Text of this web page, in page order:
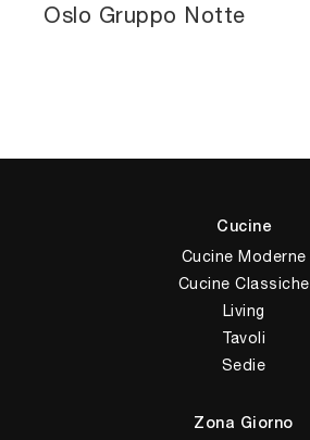
Oslo Gruppo Notte
Cucine
Cucine Moderne
Cucine Classiche
Living
Tavoli
Sedie
Zona Giorno